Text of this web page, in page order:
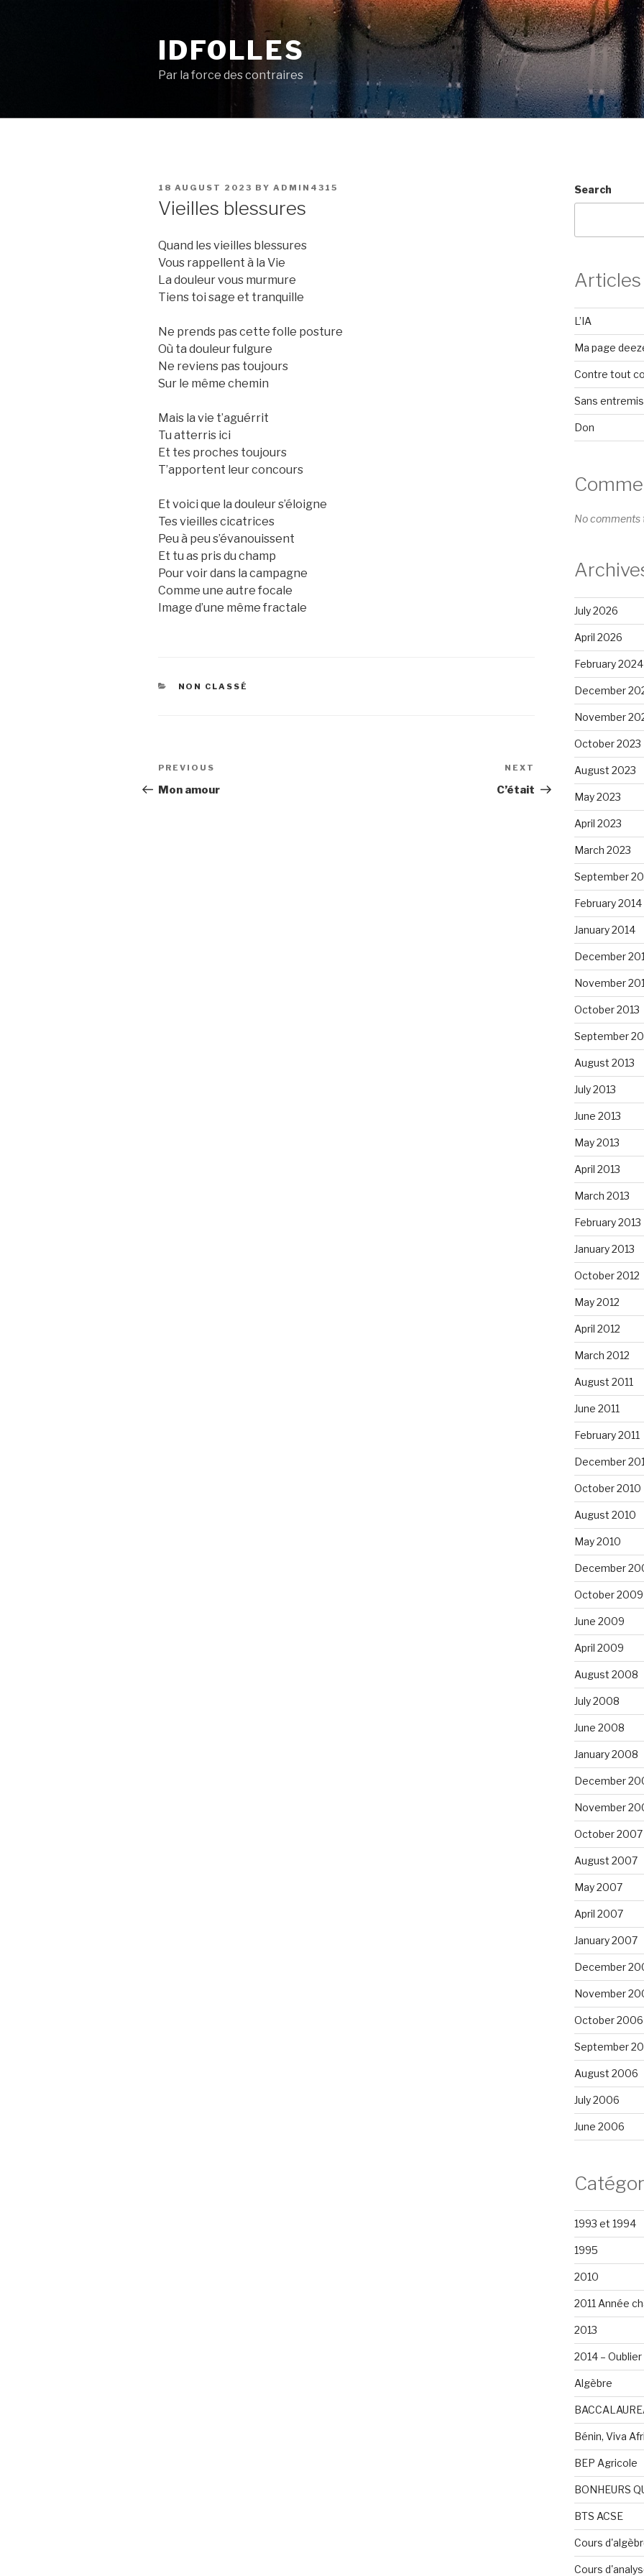
IDFOLLES
Par la force des contraires
POSTED
18 AUGUST 2023 BY ADMIN4315
Vieilles blessures
Quand les vieilles blessures
Vous rappellent à la Vie
La douleur vous murmure
Tiens toi sage et tranquille
Ne prends pas cette folle posture
Où ta douleur fulgure
Ne reviens pas toujours
Sur le même chemin
Mais la vie t’aguérrit
Tu atterris ici
Et tes proches toujours
T’apportent leur concours
Et voici que la douleur s’éloigne
Tes vieilles cicatrices
Peu à peu s’évanouissent
Et tu as pris du champ
Pour voir dans la campagne
Comme une autre focale
Image d’une même fractale
CATEGORIES
NON CLASSÉ
Post
navigation
Previous
Post
PREVIOUS
Mon amour
Post
NEXT
C’était
Search
L’IA
Ma page
Contre tout
Sans
Don
No comments
July 2026
April 2026
February 2024
December
November
October 2023
August 2023
May 2023
April 2023
March 2023
September
February 2014
January 2014
December
November
October 2013
September
August 2013
July 2013
June 2013
May 2013
April 2013
March 2013
February 2013
January 2013
October 2012
May 2012
April 2012
March 2012
August 2011
June 2011
February 2011
December
October 2010
August 2010
May 2010
December
October 2009
June 2009
April 2009
August 2008
July 2008
June 2008
January 2008
December
November
October 2007
August 2007
May 2007
April 2007
January 2007
December
November
October 2006
September
August 2006
July 2006
June 2006
1993 et 1994
1995
2010
2011 Année
2013
2014 –
Algèbre
Bénin, Viva
BEP Agricole
BONHEURS
BTS ACSE
Cours
Cours